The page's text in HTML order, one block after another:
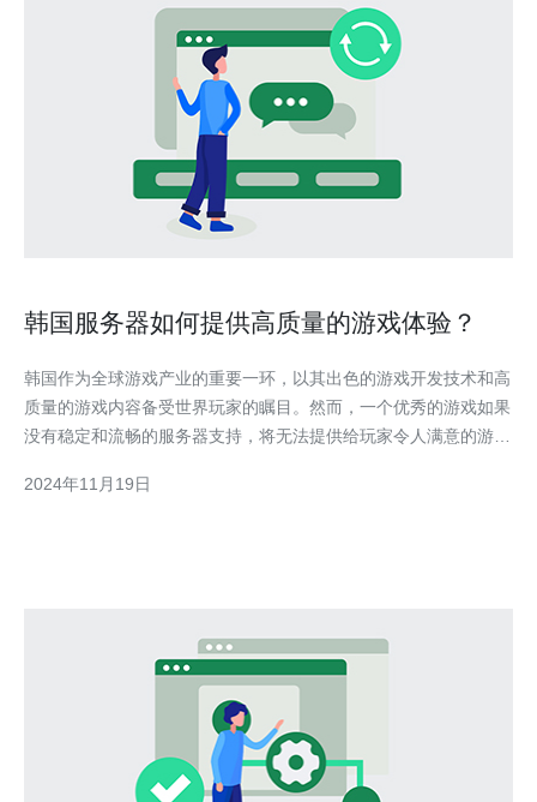
韩国服务器如何提供高质量的游戏体验？
韩国作为全球游戏产业的重要一环，以其出色的游戏开发技术和高
质量的游戏内容备受世界玩家的瞩目。然而，一个优秀的游戏如果
没有稳定和流畅的服务器支持，将无法提供给玩家令人满意的游戏
验，本文将探讨韩国服务器如何实现这一目标。 高性能服务器硬
2024年11月19日